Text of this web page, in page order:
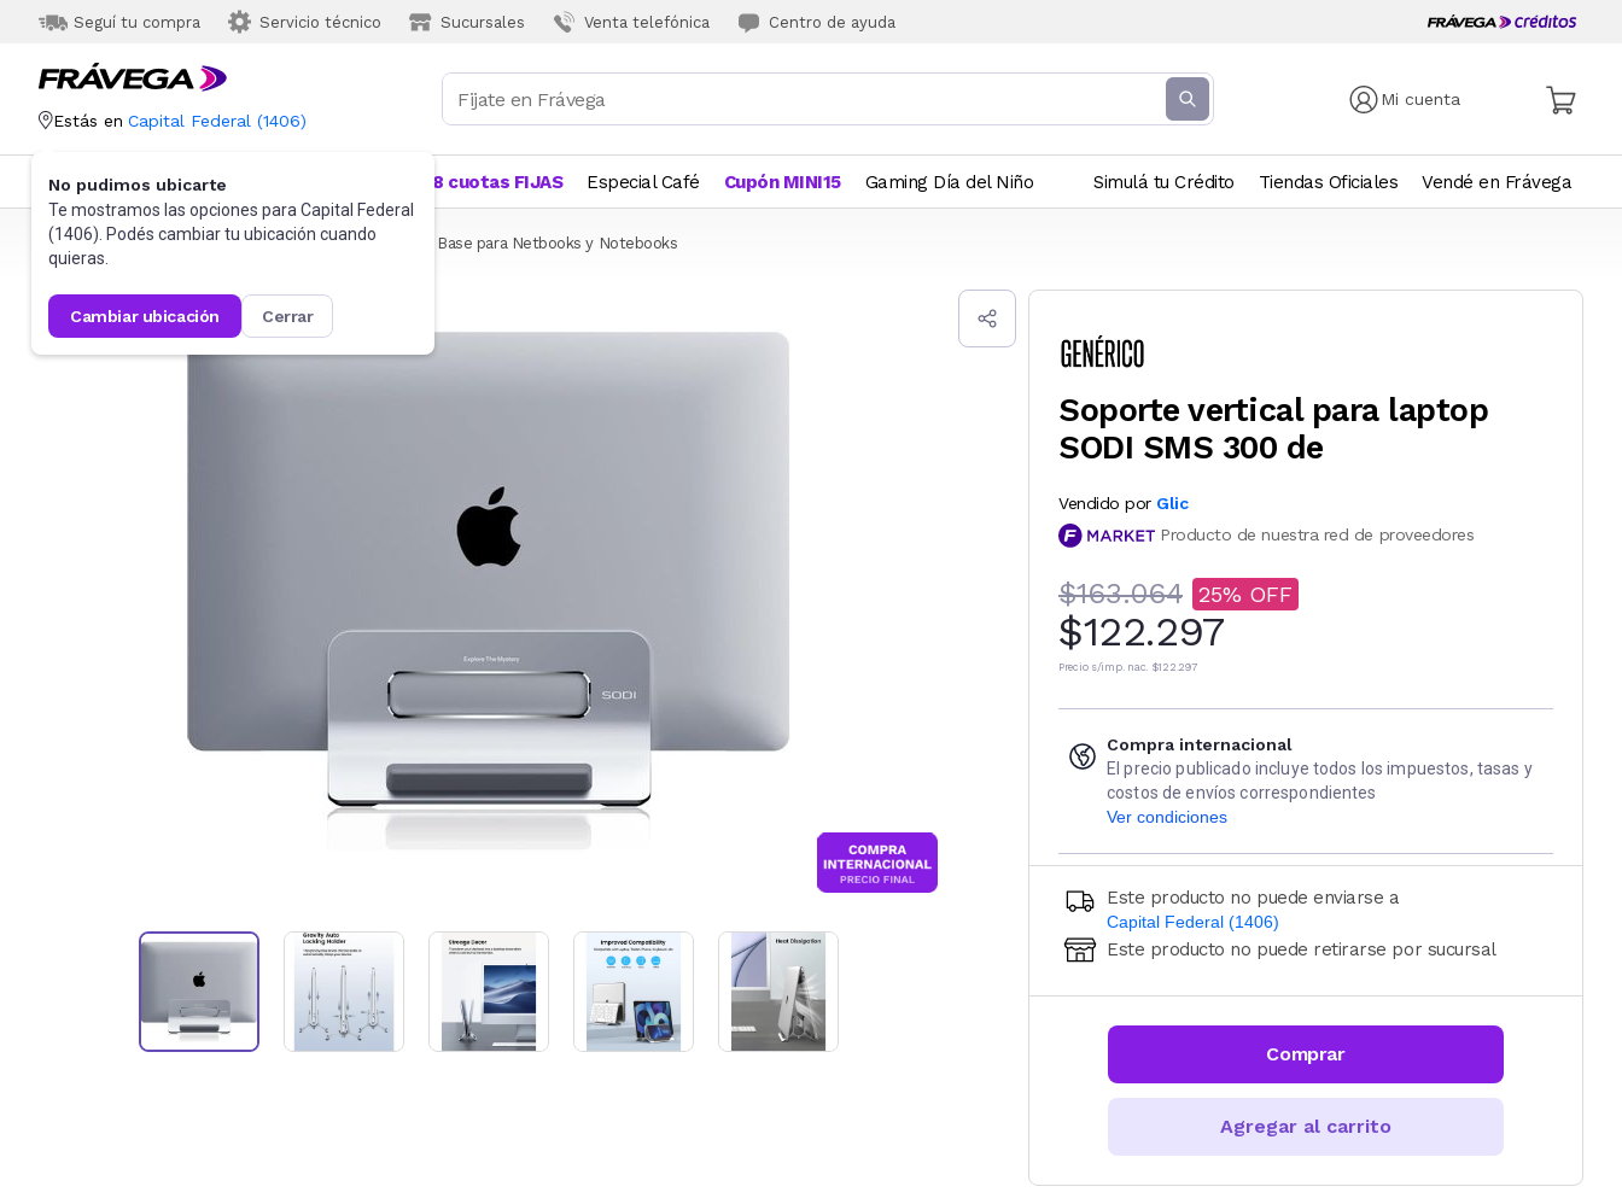
Seguí tu compra Servicio técnico Sucursales Venta telefónica Centro de ayuda
Mi cuenta
Estás en Capital Federal (1406)
No pudimos ubicarte
Te mostramos las opciones para Capital Federal
(1406). Podés cambiar tu ubicación cuando
quieras.
cambiar ubicación cerrar
Categorías Más Vendidos 18 cuotas FIJAS Especial Café Cupón MINI15 Gaming Día del Niño Simulá tu Crédito Tiendas Oficiales Vendé en Frávega
Frávega Informática Accesorios de Informática Base para Netbooks y Notebooks
Soporte vertical para laptop
SODI SMS 300 de
Vendido por Glic
Producto de nuestra red de proveedores
$163.064 25
$122.297
Precio s/imp. nac. $122.297
Compra internacional
El precio publicado incluye todos los impuestos, tasas y
costos de envíos correspondientes
Ver condiciones
Este producto no puede enviarse a
Capital Federal (1406)
Ingresá código postal (sólo números)
CALCULAR
Este producto no puede retirarse por sucursal
Comprar
Agregar al carrito